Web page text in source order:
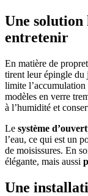
Une solution
entretenir
En matière de
tirent leur épingle du
limite l’accumulation
modèles en verre
à l’humidité et
Le système
l’eau, ce qui est un
de moisissures. En
élégante, mais aussi
Une